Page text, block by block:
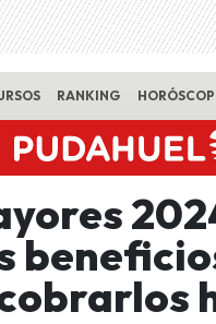
RANKING